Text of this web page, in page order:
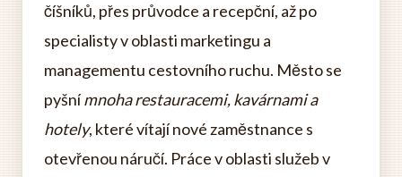
číšníků, přes průvodce a recepční, až po
specialisty v oblasti marketingu a
managementu cestovního ruchu. Město se
pyšnímnoha restauracemi, kavárnami a
hotely, které vítají nové zaměstnance s
otevřenou náručí. Práce v oblasti služeb v